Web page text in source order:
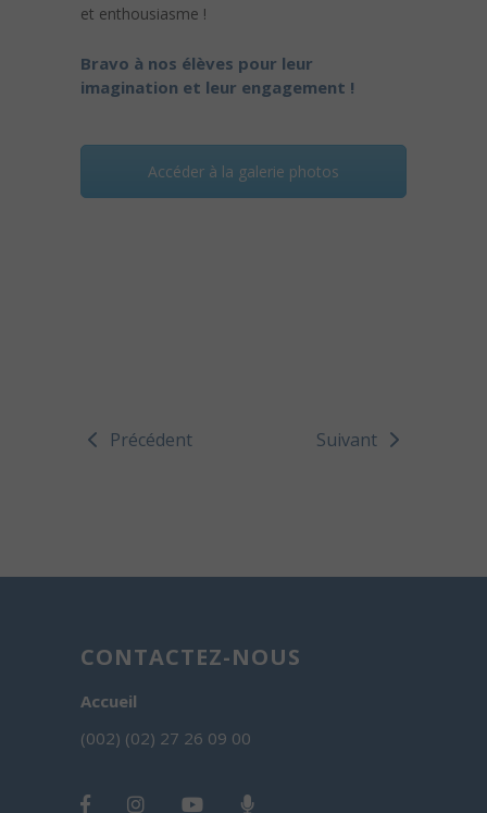
et enthousiasme !
Bravo à nos élèves pour leur
imagination et leur engagement !
Accéder à la galerie photos
Précédent Suivant
CONTACTEZ-NOUS
Accueil
(002) (02) 27 26 09 00